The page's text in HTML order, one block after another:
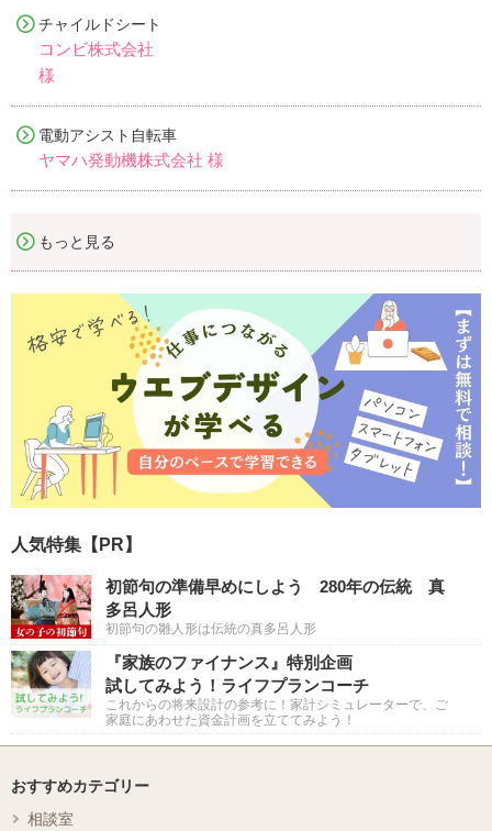
チャイルドシート
コンビ株式会社
様
電動アシスト自転車
ヤマハ発動機株式会社 様
もっと見る
人気特集【PR】
初節句の準備早めにしよう 280年の伝統 真
多呂人形
初節句の雛人形は伝統の真多呂人形
『家族のファイナンス』特別企画
試してみよう！ライフプランコーチ
これからの将来設計の参考に！家計シミュレーターで、ご
家庭にあわせた資金計画を立ててみよう！
おすすめカテゴリー
相談室